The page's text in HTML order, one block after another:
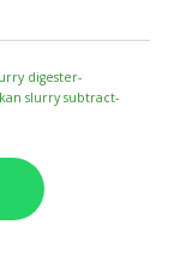
digester-
slurry subtract-